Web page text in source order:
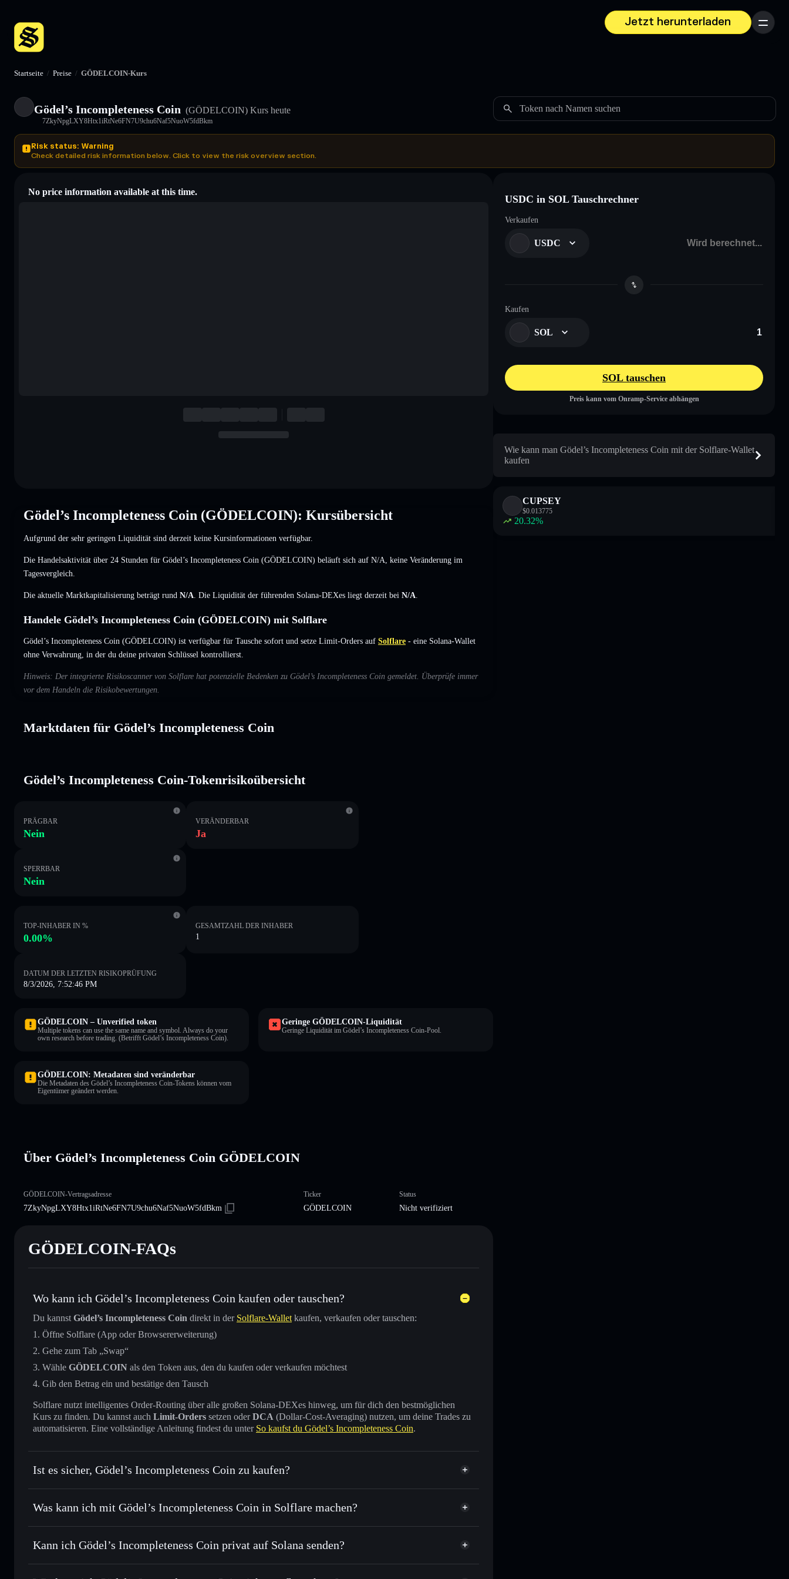
Jetzt herunterladen
Menü
Startseite / Preise / GÖDELCOIN-Kurs
Gödel’s Incompleteness Coin (GÖDELCOIN) Kurs heute
7ZkyNpgLXY8Htx1iRtNe6FN7U9chu6Naf5NuoW5fdBkm
Token nach Namen suchen
Risk status: Warning
Check detailed risk information below. Click to view the risk overview section.
No price information available at this time.
Gödel’s Incompleteness Coin (GÖDELCOIN): Kursübersicht
Aufgrund der sehr geringen Liquidität sind derzeit keine Kursinformationen verfügbar.
Die Handelsaktivität über 24 Stunden für Gödel’s Incompleteness Coin (GÖDELCOIN) beläuft sich auf N/A keine Veränderung im
Tagesvergleich.
Die aktuelle Marktkapitalisierung beträgt rund N/A . Die Liquidität der führenden Solana-DEXes liegt derzeit bei N/A
Handele Gödel’s Incompleteness Coin (GÖDELCOIN) mit Solflare
Gödel’s Incompleteness Coin (GÖDELCOIN) ist verfügbar für Tausche sofort und setze Limit-Orders auf Solflare - eine Solana-Wallet
ohne Verwahrung, in der du deine privaten Schlüssel kontrollierst.
Hinweis: Der integrierte Risikoscanner von Solflare hat potenzielle Bedenken zu Gödel’s Incompleteness Coin gemeldet. Überprüfe immer
vor dem Handeln die Risikobewertungen.
Marktdaten für Gödel’s Incompleteness Coin
Gödel’s Incompleteness Coin-Tokenrisikoübersicht
PRÄGBAR
Nein
VERÄNDERBAR
Ja
SPERRBAR
Nein
TOP-INHABER IN %
0.00%
GESAMTZAHL DER INHABER
1
DATUM DER LETZTEN RISIKOPRÜFUNG
8/3/2026, 7:52:46 PM
GÖDELCOIN – Unverified token
Multiple tokens can use the same name and symbol. Always do your
own research before trading. (Betrifft Gödel’s Incompleteness Coin).
Geringe GÖDELCOIN-Liquidität
Geringe Liquidität im Gödel’s Incompleteness Coin-Pool.
GÖDELCOIN: Metadaten sind veränderbar
Die Metadaten des Gödel’s Incompleteness Coin-Tokens können vom
Eigentümer geändert werden.
Über Gödel’s Incompleteness Coin GÖDELCOIN
GÖDELCOIN-Vertragsadresse
7ZkyNpgLXY8Htx1iRtNe6FN7U9chu6Naf5NuoW5fdBkm
Ticker
GÖDELCOIN
Status
Nicht verifiziert
GÖDELCOIN-FAQs
Wo kann ich Gödel’s Incompleteness Coin kaufen oder tauschen?
Du kannst Gödel’s Incompleteness Coin direkt in der Solflare-Wallet kaufen, verkaufen oder tauschen:
Öffne Solflare (App oder Browsererweiterung)
Gehe zum Tab „Swap“
Wähle GÖDELCOIN als den Token aus, den du kaufen oder verkaufen möchtest
Gib den Betrag ein und bestätige den Tausch
Solflare nutzt intelligentes Order-Routing über alle großen Solana-DEXes hinweg, um für dich den bestmöglichen
Kurs zu finden. Du kannst auch Limit-Orders setzen oderDCA (Dollar-Cost-Averaging) nutzen, um deine Trades zu
automatisieren. Eine vollständige Anleitung findest du unter So kaufst du Gödel’s Incompleteness Coin.
Ist es sicher, Gödel’s Incompleteness Coin zu kaufen?
Gödel’s Incompleteness Coin nicht verifiziert
Was kann ich mit Gödel’s Incompleteness Coin in Solflare machen?
Gödel’s Incompleteness Coin
Solflare-Wallet
Sofort tauschen– handle GÖDELCOIN gegen SOL, USDC oder Tausende anderer Solana-Tokens mit
Kann ich Gödel’s Incompleteness Coin privat auf Solana senden?
Privacy Aggregator
USDC in SOL Tauschrechner
Verkaufen
USDC
Kaufen
SOL
SOL tauschen
Preis kann vom Onramp-Service abhängen
Wie kann man Gödel’s Incompleteness Coin mit der Solflare-Wallet
kaufen
CUPSEY
$0.013775
20.32%